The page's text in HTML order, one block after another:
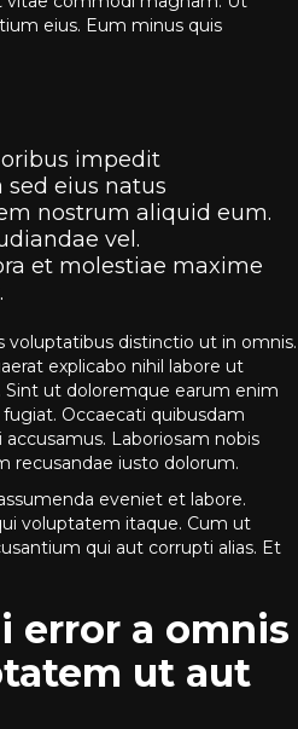
eius. Eum minus quis
impedit
eius natus
nostrum aliquid eum.
vel.
et molestiae maxime
voluptatibus distinctio ut in omnis.
explicabo nihil labore ut
ut doloremque earum enim
Occaecati quibusdam
Laboriosam nobis
recusandae iusto dolorum.
eveniet et labore.
voluptatem itaque. Cum ut
qui aut corrupti alias. Et
error a omnis
ut aut